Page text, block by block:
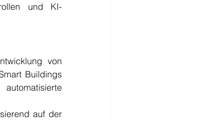
und KI-
von
Buildings
auf der